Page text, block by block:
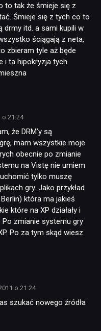
to tak że śmieje się z
Śmieje się z tych co to
drmy itd. a sami kupili w
ściągają z neta,
zbieram tyle aż będe
i ta hipokryzja tych
o 21:24
że DRM’y są
mam wszystkie moje
obecnie po zmianie
na Vistę nie umiem
tylko muszę
gry. Jako przykład
która ma jakieś
które na XP działały i
Po zmianie systemu gry
Po za tym skąd wiesz
o 21:24
szukać nowego źródła